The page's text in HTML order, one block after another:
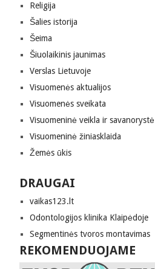
Religija
Šalies istorija
Šeima
Šiuolaikinis jaunimas
Verslas Lietuvoje
Visuomenės aktualijos
Visuomenės sveikata
Visuomeninė veikla ir savanorystė
Visuomeninė žiniasklaida
Žemės ūkis
DRAUGAI
vaikas123.lt
Odontologijos klinika Klaipėdoje
Segmentinės tvoros montavimas
REKOMENDUOJAME